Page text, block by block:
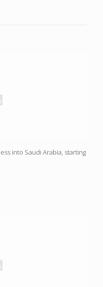
into Saudi Arabia, starting